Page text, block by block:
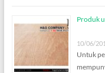
Produk
10/06/
Untuk